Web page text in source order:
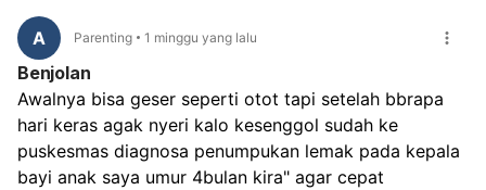
A Parenting 1 minggu yang lalu
Benjolan
Awalnya bisa geser seperti otot tapi setelah bbrapa
hari keras agak nyeri kalo kesenggol sudah ke
puskesmas diagnosa penumpukan lemak pada kepala
bayi anak saya umur 4bulan kira" agar cepat